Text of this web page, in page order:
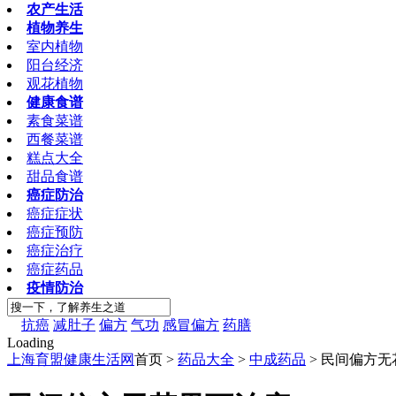
农产生活
植物养生
室内植物
阳台经济
观花植物
健康食谱
素食菜谱
西餐菜谱
糕点大全
甜品食谱
癌症防治
癌症症状
癌症预防
癌症治疗
癌症药品
疫情防治
抗癌 减肚子 偏方 气功 感冒偏方 药膳
Loading
上海育盟健康生活网首页 > 药品大全 > 中成药品 > 民间偏方无